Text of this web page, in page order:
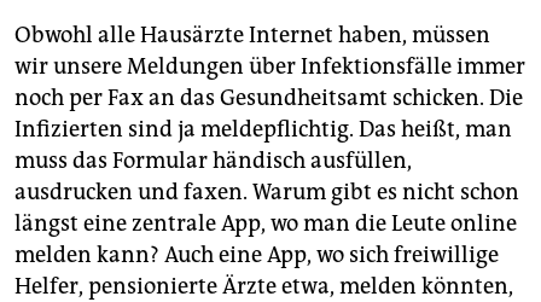
Obwohl alle Hausärzte Internet haben, müssen
wir unsere Meldungen über Infektionsfälle immer
noch per Fax an das Gesundheitsamt schicken. Die
Infizierten sind ja meldepflichtig. Das heißt, man
muss das Formular händisch ausfüllen,
ausdrucken und faxen. Warum gibt es nicht schon
längst eine zentrale App, wo man die Leute online
melden kann? Auch eine App, wo sich freiwillige
Helfer, pensionierte Ärzte etwa, melden könnten,